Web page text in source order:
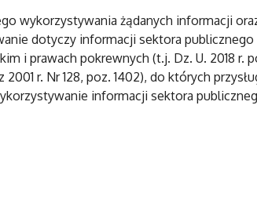
wykorzystywania żądanych informacji
dotyczy informacji sektora
i prawach pokrewnych (t.j. Dz. U. 2018 r.
r. Nr 128, poz. 1402), do których
informacji sektora